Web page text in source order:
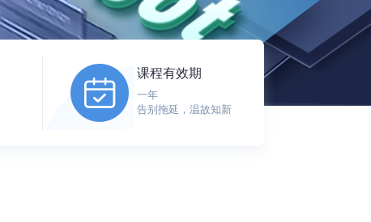
课程有效期
一年
告别拖延，温故知新